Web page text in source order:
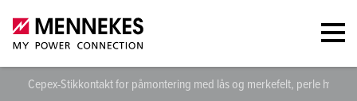
Cepex-Stikkontakt for påmontering med lås og merkefelt, perle hvit